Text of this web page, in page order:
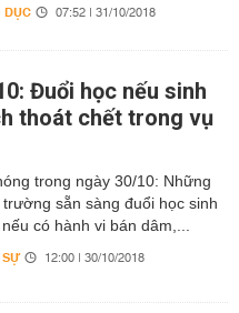
07:52 | 31/10/2018
Đuổi học nếu sinh
thoát chết trong vụ
trong ngày 30/10: Những
trường sẵn sàng đuổi học sinh
có hành vi bán dâm,...
12:00 | 30/10/2018